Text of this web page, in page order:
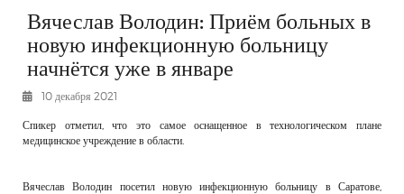
К СВЕДЕНИЮ
КОНКУРСЫ
ФОТОРЕПОРТАЖИ
РЕКЛАМОДАТЕЛЯМ
ОБЪЯВЛЕНИЯ
КОНТАКТЫ
Вячеслав Володин: Приём больных в
новую инфекционную больницу
начнётся уже в январе
10 декабря 2021
Спикер отметил, что это самое оснащенное в технологическом плане
медицинское учреждение в области.
Вячеслав Володин посетил новую инфекционную больницу в Саратове,